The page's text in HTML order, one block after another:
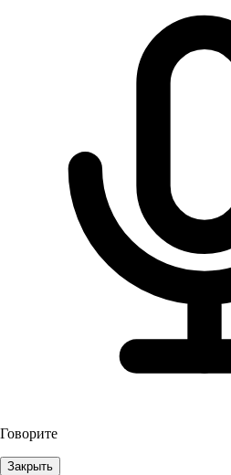
Говорите
Закрыть